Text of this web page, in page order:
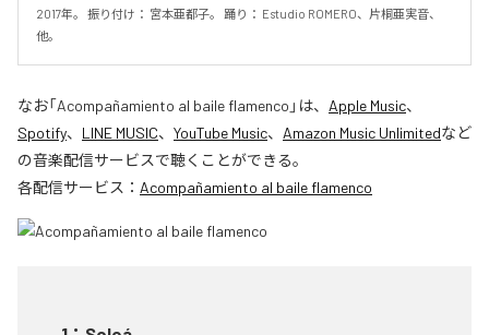
2017年。 振り付け： 宮本亜都子。 踊り： Estudio ROMERO、片桐亜実音、
他。
なお「Acompañamiento al baile flamenco 」は、 Apple Music、
Spotify、 LINE MUSIC、 YouTube Music、 Amazon Music Unlimitedなど
の音楽配信サービスで聴くことができる。
各配信サービス： Acompañamiento al baile flamenco